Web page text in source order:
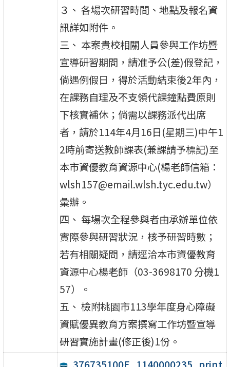
３、 各場次研習時間、地點及報名資
訊詳如附件。
三、 本案貴校相關人員參與工作坊暨
宣導研習期間，請准予公(差)假登記，
倘遇例假日，得於活動結束後2年內，
在課務自理及不支領代課鐘點費原則
下核實補休；倘需以課務派代出席
者，請於114年4月16日(星期三)中午1
2時前寄送教師課表(兼課請予標記)至
本市資優教育資源中心(楊老師信箱：
wlsh157@email.wlsh.tyc.edu.tw）
彙辦。
四、 每場次全程參與者由承辦單位依
實際參與研習狀況，核予研習時數；
若有相關疑問，請逕洽本市資優教育
資源中心楊老師（03-3698170 分機1
57）。
五、 檢附桃園市113學年度身心障礙
資賦優異教育方案撰寫工作坊暨宣導
研習實施計畫(修正後)1份。